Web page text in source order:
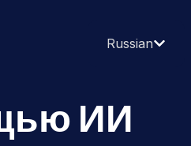
Russian
ИИ